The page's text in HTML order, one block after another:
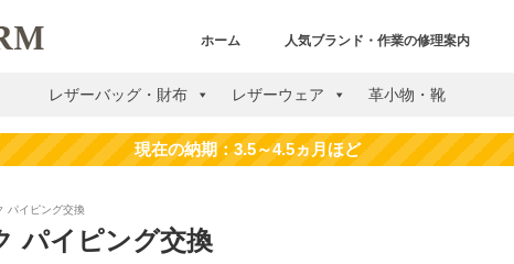
ホーム 人気ブランド・作業の修理案内
レザーバッグ・財布 レザーウェア 革小物・靴
パイピング交換
パイピング交換